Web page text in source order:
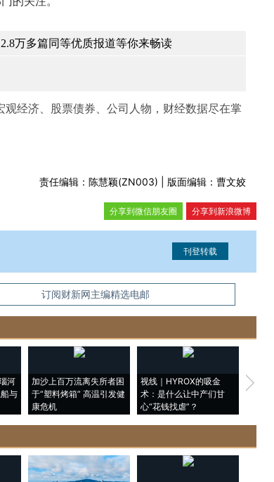
万多篇同等优质报道等你来畅读
观经济、股票债券、公司人物，财经数据尽在掌
责任编辑：陈慧颖(ZN003) | 版面编辑：曹文姣
分享到新浪微博
分享到微信朋友圈
确认即可刊登转载。
订阅财新网主编精选电邮
河
与
加沙上百万流离失所者困
于“塑料烤箱” 高温引发健
康危机
视线｜HYROX的吸金
术：是什么让中产们甘
心“花钱找虐”？
马航
粒摇